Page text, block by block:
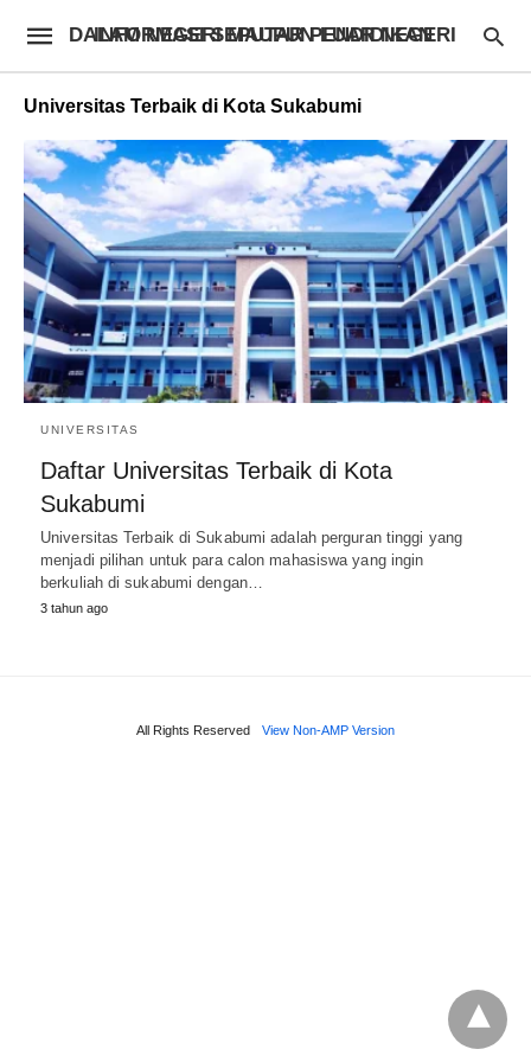
INFORMASI SEPUTAR PENDIDIKAN DALAM NEGERI MAUPUN LUAR NEGERI
Universitas Terbaik di Kota Sukabumi
UNIVERSITAS
Daftar Universitas Terbaik di Kota
Sukabumi
Universitas Terbaik di Sukabumi adalah perguran tinggi yang
menjadi pilihan untuk para calon mahasiswa yang ingin
berkuliah di sukabumi dengan…
3 tahun ago
All Rights Reserved View Non-AMP Version